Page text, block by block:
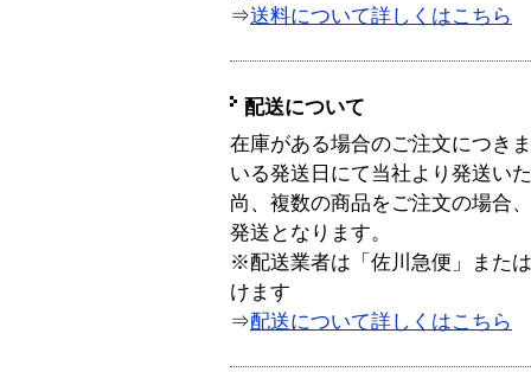
⇒送料について詳しくはこちら
配送について
在庫がある場合のご注文につき
いる発送日にて当社より発送い
尚、複数の商品をご注文の場合
発送となります。
※配送業者は「佐川急便」また
けます
⇒配送について詳しくはこちら